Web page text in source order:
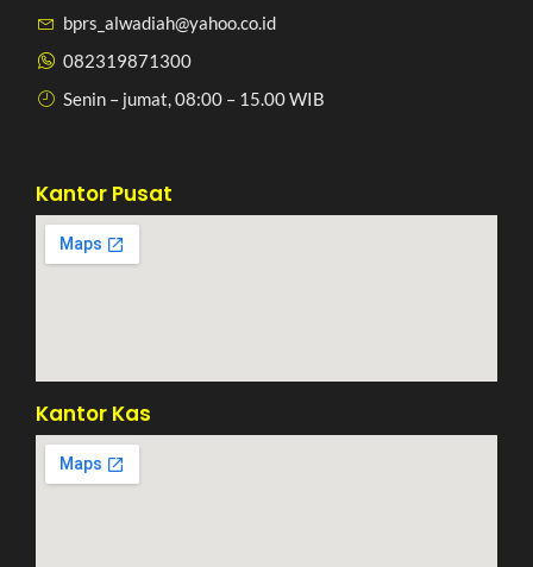
bprs_alwadiah@yahoo.co.id
082319871300
Senin – jumat, 08:00 – 15.00 WIB
Kantor Pusat
Kantor Kas